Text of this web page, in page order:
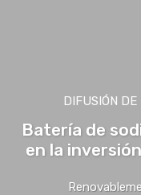
DIFUSIÓN DE
Batería de
en la